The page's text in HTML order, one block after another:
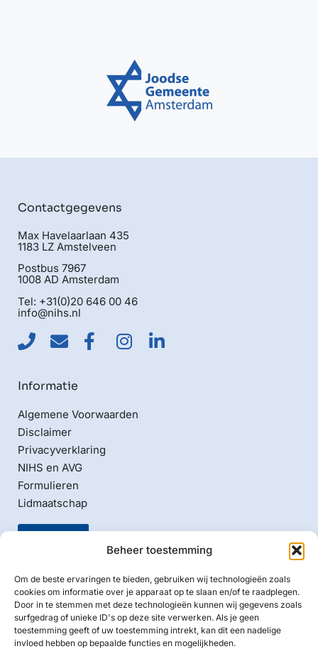
Beheer toestemming
Om de beste ervaringen te bieden, gebruiken wij technologieën zoals
cookies om informatie over je apparaat op te slaan en/of te raadplegen.
Door in te stemmen met deze technologieën kunnen wij gegevens zoals
surfgedrag of unieke ID's op deze site verwerken. Als je geen
toestemming geeft of uw toestemming intrekt, kan dit een nadelige
invloed hebben op bepaalde functies en mogelijkheden.
Contactgegevens
Max Havelaarlaan 435
1183 LZ Amstelveen
Postbus 7967
1008 AD Amsterdam
Tel: +31(0)20 646 00 46
info@nihs.nl
Informatie
Algemene Voorwaarden
Disclaimer
Privacyverklaring
NIHS en AVG
Formulieren
Lidmaatschap
Naam ANBI:
Nederlands Israelitische Hoofd Synagoge Amsterdam
RSIN/Fiscaal nummer: 002559870